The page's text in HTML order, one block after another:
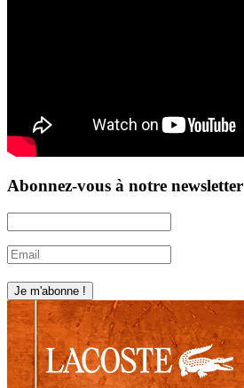
Abonnez-vous à notre newsletter